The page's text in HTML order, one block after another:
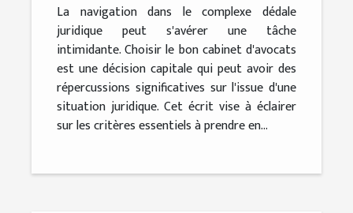
La navigation dans le complexe dédale
juridique peut s'avérer une tâche
intimidante. Choisir le bon cabinet d'avocats
est une décision capitale qui peut avoir des
répercussions significatives sur l'issue d'une
situation juridique. Cet écrit vise à éclairer
sur les critères essentiels à prendre en...